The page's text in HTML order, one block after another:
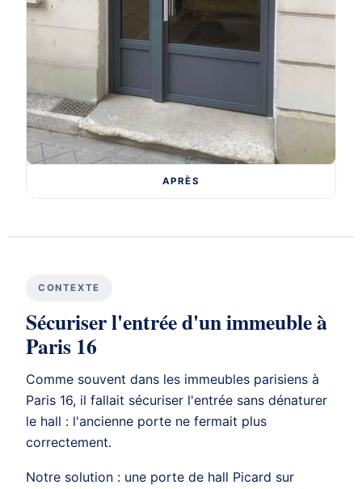
APRÈS
CONTEXTE
Sécuriser l'entrée d'un immeuble à
Paris 16
Comme souvent dans les immeubles parisiens à
Paris 16, il fallait sécuriser l'entrée sans dénaturer
le hall : l'ancienne porte ne fermait plus
correctement.
Notre solution : une porte de hall Picard sur